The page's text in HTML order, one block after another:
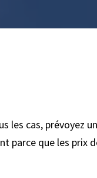
les cas, prévoyez
parce que les prix